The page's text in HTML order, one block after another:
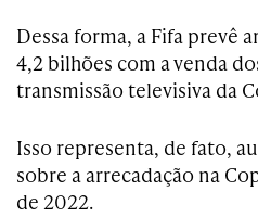
Dessa forma, a Fifa prevê
4,2 bilhões com a venda
transmissão televisiva da
Isso representa, de fato,
sobre a arrecadação na
de 2022.